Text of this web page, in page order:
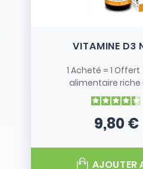
VITAMINE D3
1 Acheté = 1
alimentaire riche
9,80 €
AJOUTER